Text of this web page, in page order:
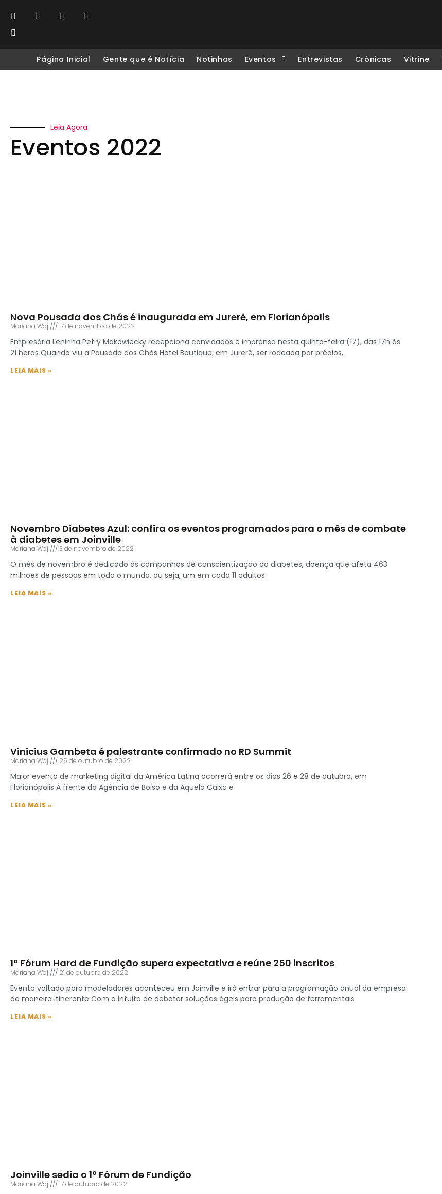
Página Inicial Gente que é Notícia Notinhas Eventos Entrevistas Crônicas Vitrine
Leia Agora
Eventos 2022
Nova Pousada dos Chás é inaugurada em Jurerê, em Florianópolis
Mariana Woj 17 de novembro de 2022
Empresária Leninha Petry Makowiecky recepciona convidados e imprensa nesta quinta-feira (17), das 17h às
21 horas Quando viu a Pousada dos Chás Hotel Boutique, em Jurerê, ser rodeada por prédios,
LEIA MAIS »
Novembro Diabetes Azul: confira os eventos programados para o mês de combate
à diabetes em Joinville
Mariana Woj 3 de novembro de 2022
O mês de novembro é dedicado às campanhas de conscientização do diabetes, doença que afeta 463
milhões de pessoas em todo o mundo, ou seja, um em cada 11 adultos
LEIA MAIS »
Vinicius Gambeta é palestrante confirmado no RD Summit
Mariana Woj 25 de outubro de 2022
Maior evento de marketing digital da América Latina ocorrerá entre os dias 26 e 28 de outubro, em
Florianópolis À frente da Agência de Bolso e da Aquela Caixa e
LEIA MAIS »
1º Fórum Hard de Fundição supera expectativa e reúne 250 inscritos
Mariana Woj 21 de outubro de 2022
Evento voltado para modeladores aconteceu em Joinville e irá entrar para a programação anual da empresa
de maneira itinerante Com o intuito de debater soluções ágeis para produção de ferramentais
LEIA MAIS »
Joinville sedia o 1º Fórum de Fundição
Mariana Woj 17 de outubro de 2022